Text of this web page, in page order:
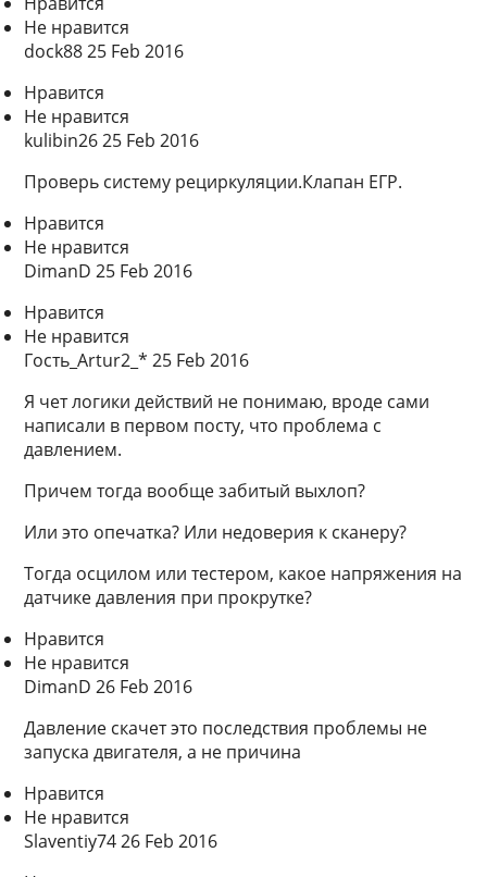
Не нравится
dock88 25 Feb 2016
Нравится
Не нравится
kulibin26 25 Feb 2016
Проверь систему рециркуляции.Клапан ЕГР.
Нравится
Не нравится
DimanD 25 Feb 2016
Нравится
Не нравится
Гость_Artur2_* 25 Feb 2016
Я чет логики действий не понимаю, вроде сами
написали в первом посту, что проблема с
давлением.
Причем тогда вообще забитый выхлоп?
Или это опечатка? Или недоверия к сканеру?
Тогда осцилом или тестером, какое напряжения на
датчике давления при прокрутке?
Нравится
Не нравится
DimanD 26 Feb 2016
Давление скачет это последствия проблемы не
запуска двигателя, а не причина
Нравится
Не нравится
Slaventiy74 26 Feb 2016